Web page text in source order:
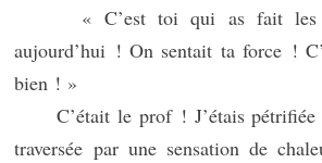
« C’est toi qui as fait les
aujourd’hui ! On sentait ta force !
bien ! »
C’était le prof ! J’étais pétrifiée
traversée par une sensation de